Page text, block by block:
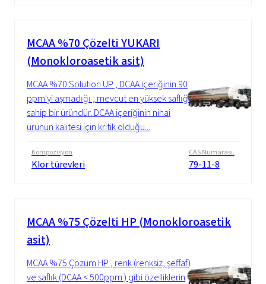
MCAA %70 Çözelti YUKARI
(Monokloroasetik asit)
MCAA %70 Solution UP , DCAA içeriğinin 90
ppm'yi aşmadığı , mevcut en yüksek saflığa
sahip bir üründür. DCAA içeriğinin nihai
ürünün kalitesi için kritik olduğu...
Kompozisyon
Klor türevleri
CAS Numarası.
79-11-8
MCAA %75 Çözelti HP (Monokloroasetik
asit)
MCAA %75 Çözüm HP , renk (renksiz, şeffaf)
ve saflık (DCAA < 500ppm ) gibi özelliklerin